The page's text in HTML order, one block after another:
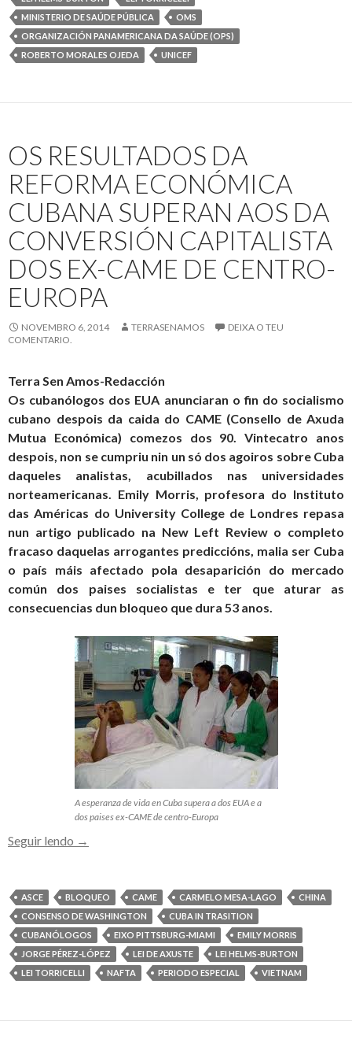
ofrece
ao
mundo
transmisión
perinatal
do
SIDA
MINISTERIO DE SAÚDE PÚBLICA
OMS
ORGANIZACIÓN PANAMERICANA DA SAÚDE (OPS)
ROBERTO MORALES OJEDA
UNICEF
OS RESULTADOS DA
REFORMA ECONÓMICA
CUBANA SUPERAN AOS DA
CONVERSIÓN CAPITALISTA
DOS EX-CAME DE CENTRO-
EUROPA
NOVEMBRO 6, 2014 TERRASENAMOS
DEIXA O TEU
COMENTARIO.
Terra Sen Amos-Redacción
Os cubanólogos dos EUA anunciaran o fin do socialismo
cubano despois da caida do CAME (Consello de Axuda
Mutua Económica) comezos dos 90. Vintecatro anos
despois, non se cumpriu nin un só dos agoiros sobre Cuba
daqueles analistas, acubillados nas universidades
norteamericanas. Emily Morris, profesora do Instituto
das Américas do University College de Londres repasa
nun artigo publicado na New Left Review o completo
fracaso daquelas arrogantes prediccións, malia ser Cuba
o país máis afectado pola desaparición do mercado
común dos paises socialistas e ter que aturar as
consecuencias dun bloqueo que dura 53 anos.
A esperanza de vida en Cuba supera a dos EUA e a
dos paises ex-CAME de centro-Europa
Seguir lendo Os
reforma
económica
cubana
superan
aos
→
ASCE BLOQUEO CAME CARMELO MESA-LAGO
CHINA
CONSENSO DE WASHINGTON
CUBA IN TRASITION
CUBANÓLOGOS
EIXO PITTSBURG-MIAMI
EMILY MORRIS
JORGE PÉREZ-LÓPEZ
LEI DE AXUSTE
LEI HELMS-BURTON
LEI TORRICELLI
NAFTA PERIODO ESPECIAL VIETNAM